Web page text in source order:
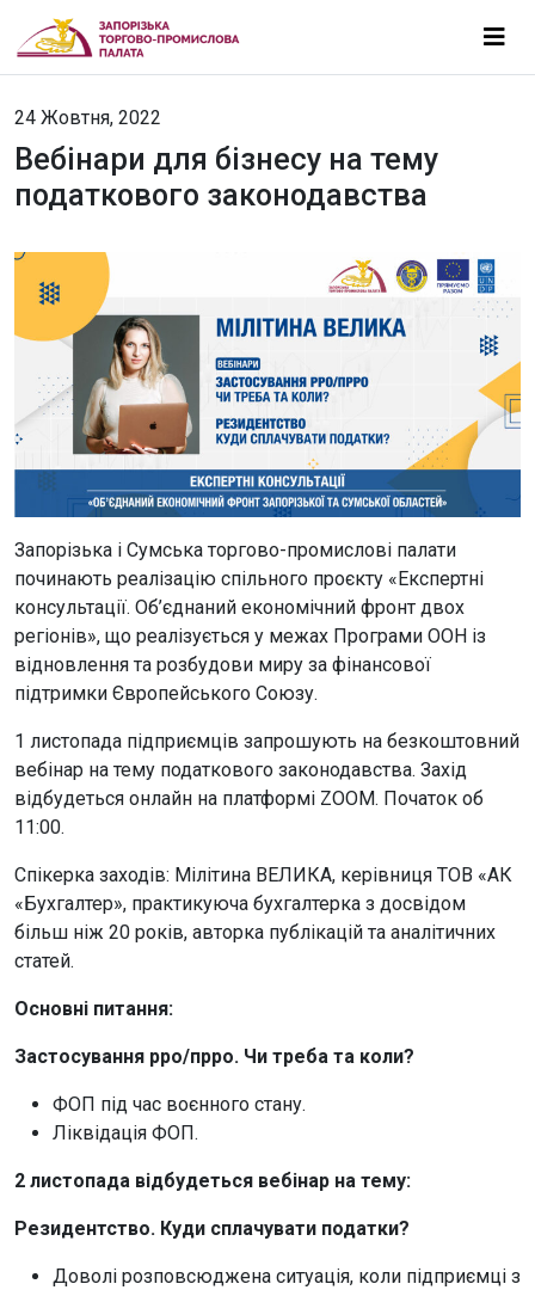
24 Жовтня, 2022
Вебінари для бізнесу на тему
податкового законодавства
Запорізька і Сумська торгово-промислові палати
починають реалізацію спільного проєкту «Експертні
консультації. Об’єднаний економічний фронт двох
регіонів», що реалізується у межах Програми ООН із
відновлення та розбудови миру за фінансової
підтримки Європейського Союзу.
1 листопада підприємців запрошують на безкоштовний
вебінар на тему податкового законодавства. Захід
відбудеться онлайн на платформі ZOOM. Початок об
11:00.
Спікерка заходів: Мілітина ВЕЛИКА, керівниця ТОВ «АК
«Бухгалтер», практикуюча бухгалтерка з досвідом
більш ніж 20 років, авторка публікацій та аналітичних
статей.
Основні питання:
Застосування рро/прро. Чи треба та коли?
ФОП під час воєнного стану.
Ліквідація ФОП.
2 листопада відбудеться вебінар на тему:
Резидентство. Куди сплачувати податки?
Доволі розповсюджена ситуація, коли підприємці з